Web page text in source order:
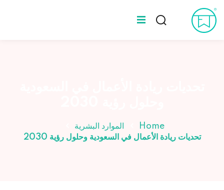
Skip
to
content
Home
الموارد البشرية
تحديات ريادة الأعمال في السعودية وحلول رؤية 2030
Sign in